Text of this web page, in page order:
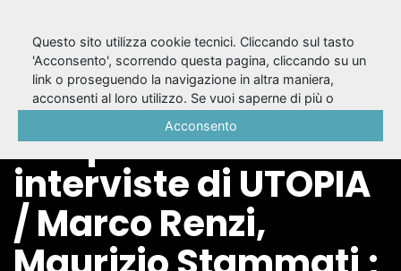
Incontri di teatro in
tempo di Covid : le
interviste di UTOPIA
/ Marco Renzi,
Questo sito utilizza cookie tecnici. Cliccando sul tasto
'Acconsento', scorrendo questa pagina, cliccando su un
link o proseguendo la navigazione in altra maniera,
acconsenti al loro utilizzo. Se vuoi saperne di più o
Acconsento